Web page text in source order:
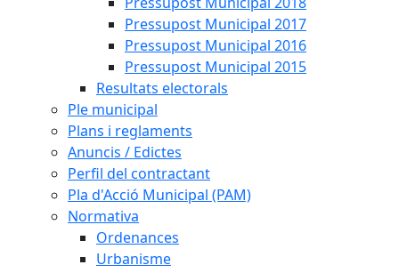
Pressupost Municipal 2017
Pressupost Municipal 2016
Pressupost Municipal 2015
Resultats electorals
Ple municipal
Plans i reglaments
Anuncis / Edictes
Perfil del contractant
Pla d'Acció Municipal (PAM)
Normativa
Ordenances
Urbanisme